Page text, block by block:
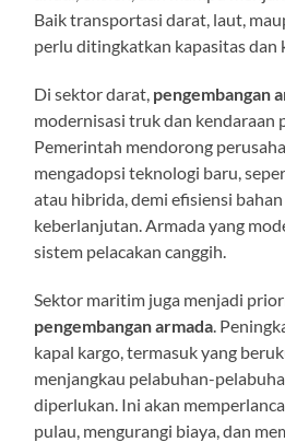
Baik transportasi darat, laut,
perlu ditingkatkan kapasitas dan
Di sektor darat, pengembangan
modernisasi truk dan kendaraan
Pemerintah mendorong
mengadopsi teknologi baru,
atau hibrida, demi efisiensi
keberlanjutan. Armada yang
sistem pelacakan canggih.
Sektor maritim juga menjadi
pengembangan armada.
kapal kargo, termasuk yang
menjangkau pelabuhan-
diperlukan. Ini akan
pulau, mengurangi biaya, dan